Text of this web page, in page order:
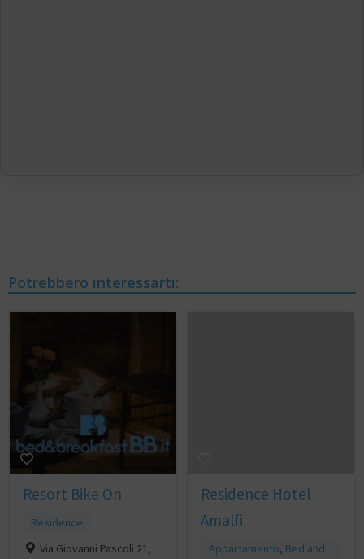
Potrebbero interessarti:
Resort Bike On
Residence
Via Giovanni Pascoli 21,
Residence Hotel
Amalfi
Appartamento, Bed and